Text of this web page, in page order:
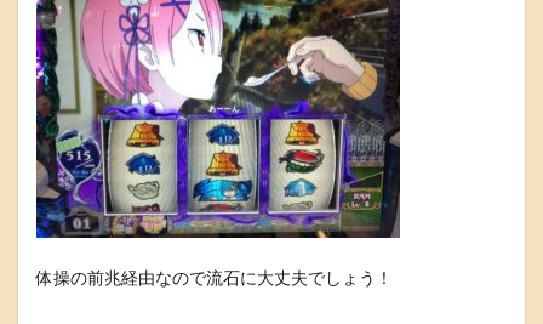
体操の前兆経由なので流石に大丈夫でしょう！